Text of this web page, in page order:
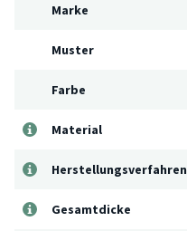
Marke
Muster
Farbe
Material
Herstellungsverfahren
Gesamtdicke